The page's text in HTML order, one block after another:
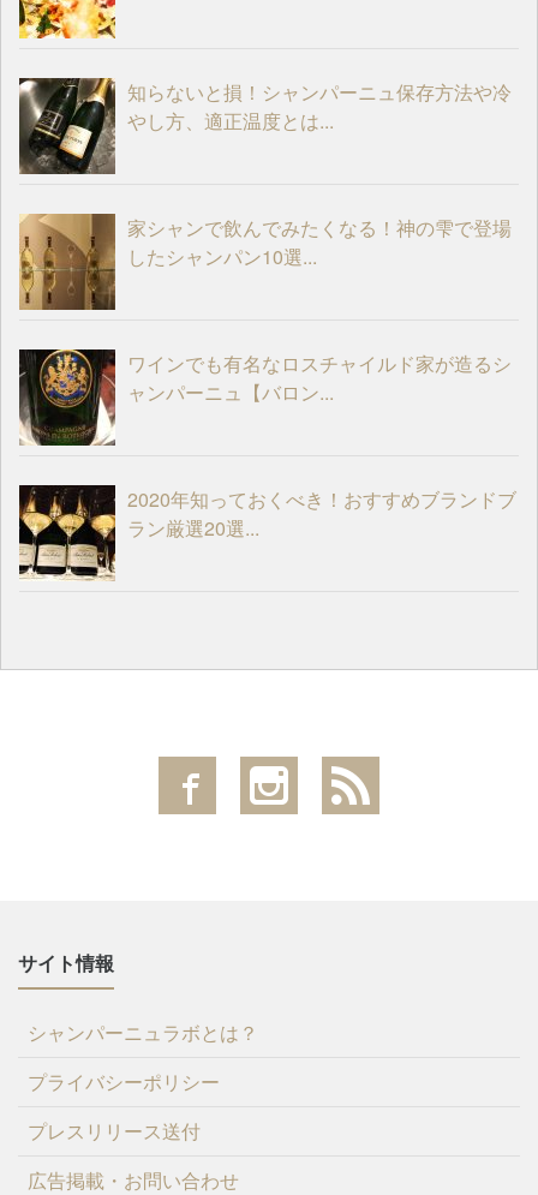
知らないと損！シャンパーニュ保存方法や冷
やし方、適正温度とは...
家シャンで飲んでみたくなる！神の雫で登場
したシャンパン10選...
ワインでも有名なロスチャイルド家が造るシ
ャンパーニュ【バロン...
2020年知っておくべき！おすすめブランドブ
ラン厳選20選...
サイト情報
シャンパーニュラボとは？
プライバシーポリシー
プレスリリース送付
広告掲載・お問い合わせ